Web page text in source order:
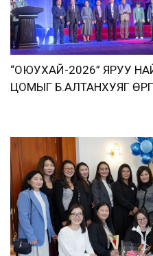
“ОЮУХАЙ-2026” ЯРУУ
ЦОМЫГ Б.АЛТАНХУЯГ